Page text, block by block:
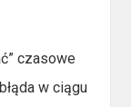
czasowe
w ciągu